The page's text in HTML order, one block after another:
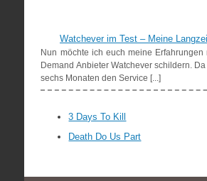
Watchever im Test – Meine
Nun möchte ich euch meine Erfahrungen
Demand Anbieter Watchever schildern.
sechs Monaten den Service [...]
3 Days To Kill
Death Do Us Part